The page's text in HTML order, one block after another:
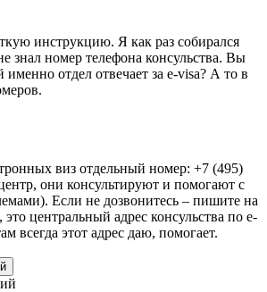
инструкцию. Я как раз собирался
знал номер телефона консульства. Вы
именно отдел отвечает за e-visa? А то в
виз отдельный номер: +7 (495)
они консультируют и помогают с
Если не дозвонитесь – пишите на
центральный адрес консульства по e-
всегда этот адрес даю, помогает.